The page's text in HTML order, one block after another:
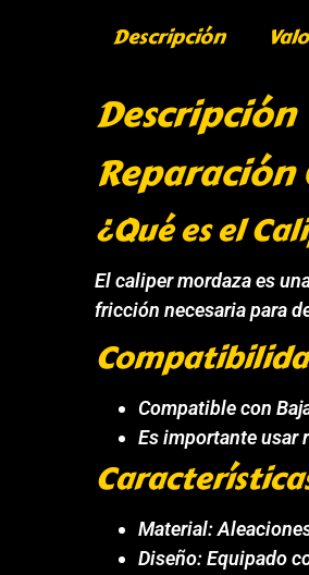
Descripción
Descripción
Reparación
¿Qué es el
El caliper mordaza es
fricción necesaria para
Compatible con
Es importante usar
Material:
Diseño: Equipado